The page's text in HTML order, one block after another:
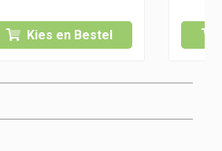
€ 33,95
Kies en Bestel